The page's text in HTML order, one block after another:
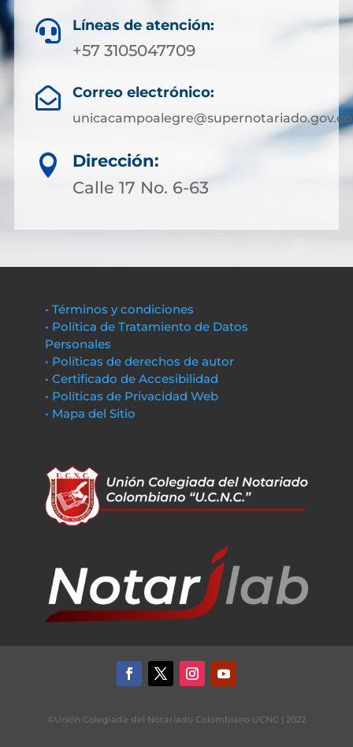
 Líneas de atención:
+57 3105047709
 Correo electrónico:
unicacampoalegre@supernotariado.gov.co

Dirección:
Calle 17 No. 6-63
• Términos y condiciones
• Política de Tratamiento de Datos
Personales
• Políticas de derechos de autor
• Certificado de Accesibilidad
• Políticas de Privacidad Web
• Mapa del Sitio
©Unión Colegiada del Notariado Colombiano UCNC | 2022